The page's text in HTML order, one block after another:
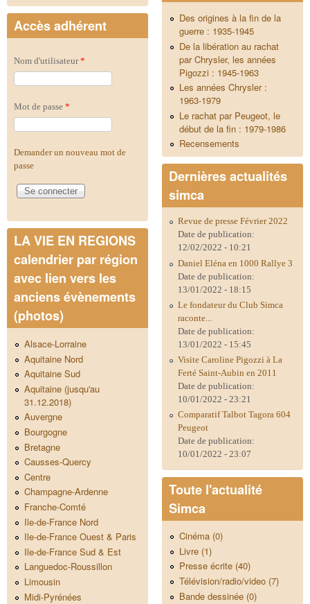
Accès adhérent
Nom d'utilisateur*
Mot de passe *
Demander un nouveau mot de
passe
LA VIE EN REGIONS
calendrier par région
avec lien vers les
anciens évènements
(photos)
Alsace-Lorraine
Aquitaine Nord
Aquitaine Sud
Aquitaine (jusqu'au
31.12.2018)
Auvergne
Bourgogne
Bretagne
Causses-Quercy
Centre
Champagne-Ardenne
Franche-Comté
Ile-de-France Nord
Ile-de-France Ouest & Paris
Ile-de-France Sud & Est
Languedoc-Roussillon
Limousin
Midi-Pyrénées
Des origines à la fin de la
guerre : 1935-1945
De la libération au rachat
par Chrysler, les années
Pigozzi : 1945-1963
Les années Chrysler :
1963-1979
Le rachat par Peugeot, le
début de la fin : 1979-1986
Recensements
Dernières actualités
simca
Revue de presse Février 2022
Date de publication:
12/02/2022 - 10:21
Daniel Eléna en 1000 Rallye 3
Date de publication:
13/01/2022 - 18:15
Le fondateur du Club Simca
raconte...
Date de publication:
13/01/2022 - 15:45
Visite Caroline Pigozzi à La
Ferté Saint-Aubin en 2011
Date de publication:
10/01/2022 - 23:21
Comparatif Talbot Tagora 604
Peugeot
Date de publication:
10/01/2022 - 23:07
Toute l'actualité
Simca
Cinéma (0)
Livre (1)
Presse écrite (40)
Télévision/radio/video (7)
Bande dessinée (0)